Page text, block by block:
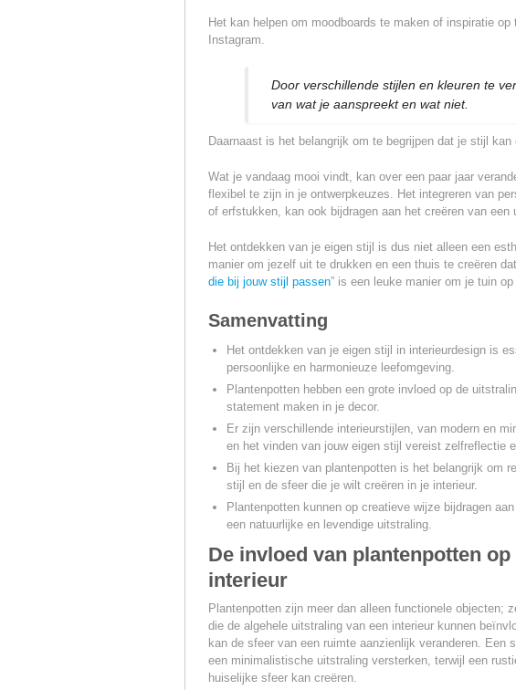
Het kan helpen om moodboards te maken of inspiratie
Instagram.
Door verschillende stijlen en kleuren te
van wat je aanspreekt en wat niet.
Daarnaast is het belangrijk om te begrijpen dat je stijl kan
Wat je vandaag mooi vindt, kan over een paar jaar
flexibel te zijn in je ontwerpkeuzes. Het integreren van
of erfstukken, kan ook bijdragen aan het creëren van een
Het ontdekken van je eigen stijl is dus niet alleen een
manier om jezelf uit te drukken en een thuis te creëren
die bij jouw stijl passen” is een leuke manier om je tuin op
Samenvatting
Het ontdekken van je eigen stijl in interieurdesign is
persoonlijke en harmonieuze leefomgeving.
Plantenpotten hebben een grote invloed op de
statement maken in je decor.
Er zijn verschillende interieurstijlen, van modern en
en het vinden van jouw eigen stijl vereist zelfreflectie
Bij het kiezen van plantenpotten is het belangrijk om
stijl en de sfeer die je wilt creëren in je interieur.
Plantenpotten kunnen op creatieve wijze bijdragen
een natuurlijke en levendige uitstraling.
De invloed van plantenpotten
interieur
Plantenpotten zijn meer dan alleen functionele objecten;
die de algehele uitstraling van een interieur kunnen
kan de sfeer van een ruimte aanzienlijk veranderen. Een
een minimalistische uitstraling versterken, terwijl een
huiselijke sfeer kan creëren.